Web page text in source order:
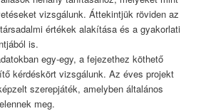
vizsgálunk. Áttekintjük röviden az
értékek alakítása és a gyakorlati
is.
egy-egy, a fejezethez köthető
kérdéskört vizsgálunk. Az éves projekt
szerepjáték, amelyben általános
meg.